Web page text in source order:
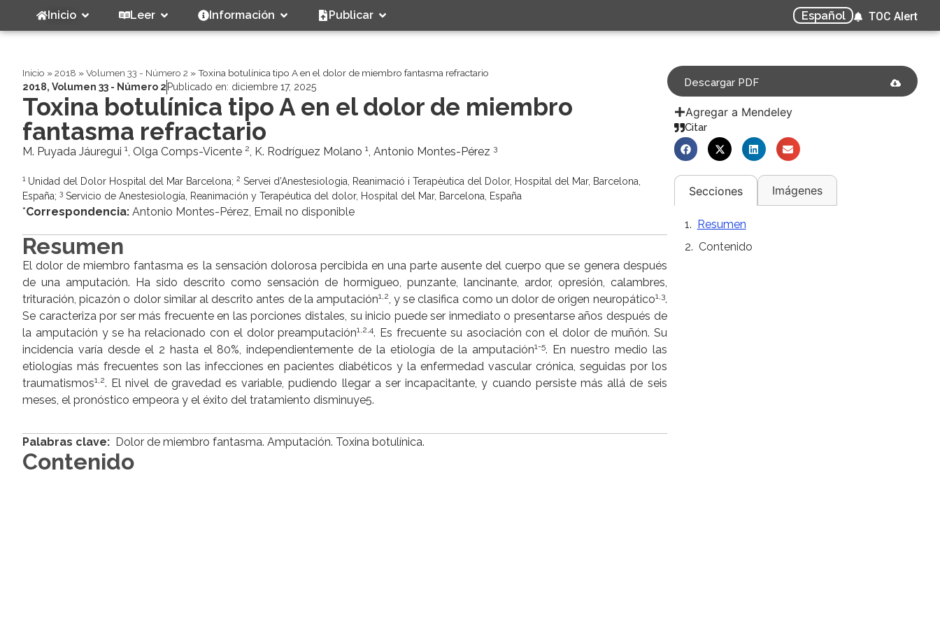
Inicio Leer Información Publicar Español TOC Alert
Inicio »2018 »Volumen 33 - Número 2 »Toxina botulínica tipo A en el dolor de miembro fantasma refractario
2018, Volumen 33 - Número 2 Publicado en: diciembre 17, 2025
Toxina botulínica tipo A en el dolor de miembro
fantasma refractario
M. Puyada Jáuregui 1, Olga Comps-Vicente 2, K. Rodríguez Molano 1, Antonio Montes-Pérez 3
1Unidad del Dolor Hospital del Mar Barcelona; 2 Servei d’Anestesiologia, Reanimació i Terapèutica del Dolor, Hospital del Mar, Barcelona,
España; 3 Servicio de Anestesiología, Reanimación y Terapéutica del dolor, Hospital del Mar, Barcelona, España
*Correspondencia: Antonio Montes-Pérez, Email no disponible
Resumen
El dolor de miembro fantasma es la sensación dolorosa percibida en una parte ausente del cuerpo que se genera después
de una amputación. Ha sido descrito como sensación de hormigueo, punzante, lancinante, ardor, opresión, calambres,
trituración, picazón o dolor similar al descrito antes de la amputación1,2, y se clasifica como un dolor de origen neuropático1,3.
Se caracteriza por ser más frecuente en las porciones distales, su inicio puede ser inmediato o presentarse años después de
la amputación y se ha relacionado con el dolor preamputación1,2,4. Es frecuente su asociación con el dolor de muñón. Su
incidencia varía desde el 2 hasta el 80%, independientemente de la etiología de la amputación1-5. En nuestro medio las
etiologías más frecuentes son las infecciones en pacientes diabéticos y la enfermedad vascular crónica, seguidas por los
traumatismos1,2. El nivel de gravedad es variable, pudiendo llegar a ser incapacitante, y cuando persiste más allá de seis
meses, el pronóstico empeora y el éxito del tratamiento disminuye5.
Palabras clave: Dolor de miembro fantasma. Amputación. Toxina botulínica.
Contenido
Descargar PDF
Agregar a Mendeley
Citar
Secciones Imágenes
Resumen
Contenido